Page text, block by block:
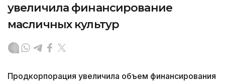
увеличила финансирование
масличных культур
Продкорпорация увеличила объем финансирования